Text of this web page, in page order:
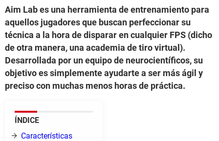
Aim Lab es una herramienta de entrenamiento para
aquellos jugadores que buscan perfeccionar su
técnica a la hora de disparar en cualquier FPS (dicho
de otra manera, una academia de tiro virtual).
Desarrollada por un equipo de neurocientíficos, su
objetivo es simplemente ayudarte a ser más ágil y
preciso con muchas menos horas de práctica.
ÍNDICE
Características